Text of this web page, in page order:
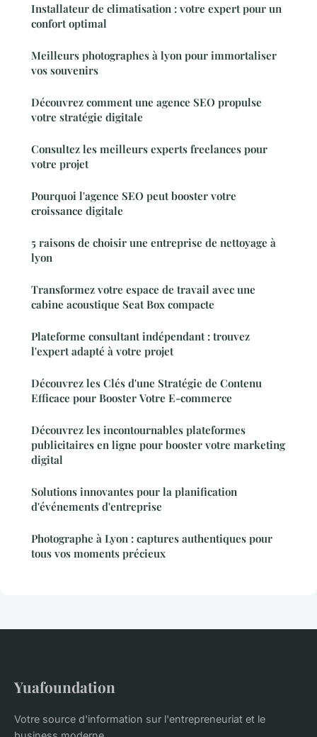
Installateur de climatisation : votre expert pour un
confort optimal
Meilleurs photographes à lyon pour immortaliser
vos souvenirs
Découvrez comment une agence SEO propulse
votre stratégie digitale
Consultez les meilleurs experts freelances pour
votre projet
Pourquoi l'agence SEO peut booster votre
croissance digitale
5 raisons de choisir une entreprise de nettoyage à
lyon
Transformez votre espace de travail avec une
cabine acoustique Seat Box compacte
Plateforme consultant indépendant : trouvez
l'expert adapté à votre projet
Découvrez les Clés d'une Stratégie de Contenu
Efficace pour Booster Votre E-commerce
Découvrez les incontournables plateformes
publicitaires en ligne pour booster votre marketing
digital
Solutions innovantes pour la planification
d'événements d'entreprise
Photographe à Lyon : captures authentiques pour
tous vos moments précieux
Yuafoundation
Votre source d'information sur l'entrepreneuriat et le